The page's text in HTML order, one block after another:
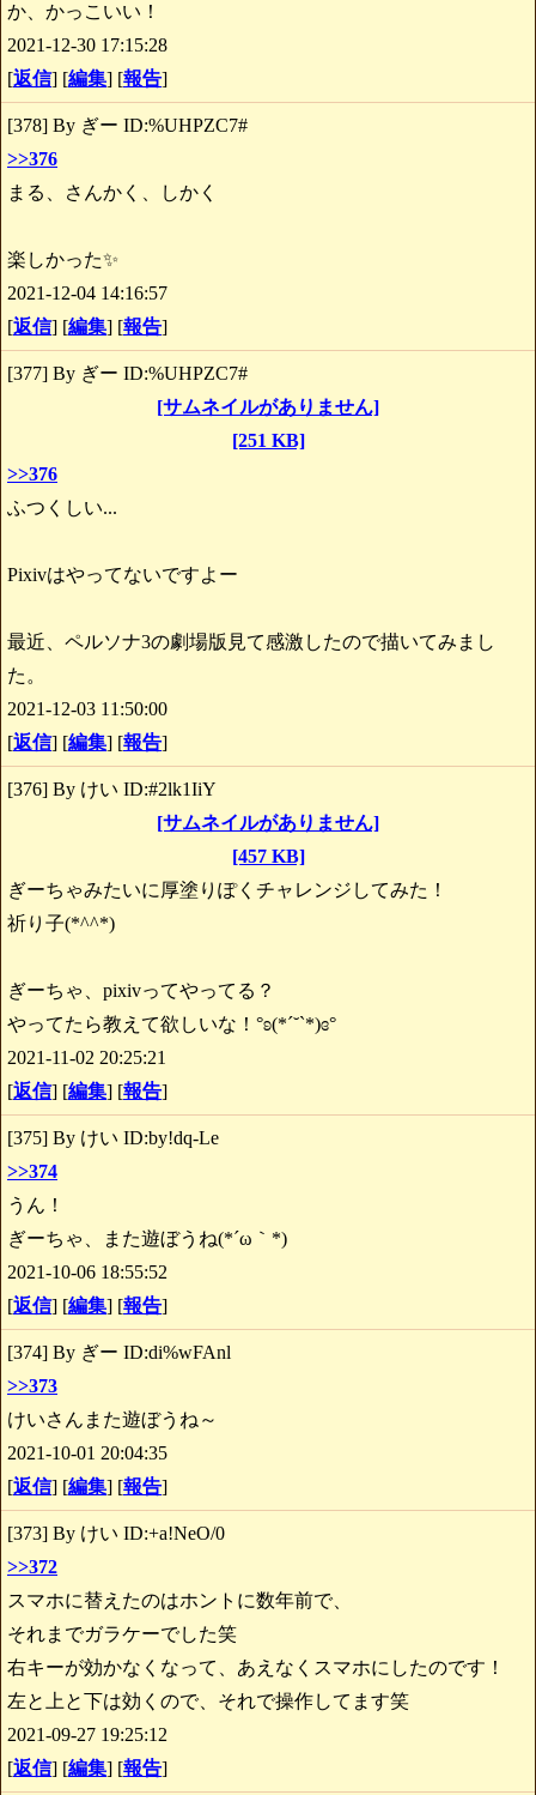
か、かっこいい！
2021-12-30 17:15:28
[返信] [編集] [報告]
[378] By ぎー ID:%UHPZC7#
>>376
まる、さんかく、しかく
楽しかった✨
2021-12-04 14:16:57
[返信] [編集] [報告]
[377] By ぎー ID:%UHPZC7#
[サムネイルがありません]
[251 KB]
>>376
ふつくしい...
Pixivはやってないですよー
最近、ペルソナ3の劇場版見て感激したので描いてみまし
た。
2021-12-03 11:50:00
[返信] [編集] [報告]
[376] By けい ID:#2lk1IiY
[サムネイルがありません]
[457 KB]
ぎーちゃみたいに厚塗りぽくチャレンジしてみた！
祈り子(*^^*)
ぎーちゃ、pixivってやってる？
やってたら教えて欲しいな！°ʚ(*´˘`*)ɞ°
2021-11-02 20:25:21
[返信] [編集] [報告]
[375] By けい ID:by!dq-Le
>>374
うん！
ぎーちゃ、また遊ぼうね(*´ω｀*)
2021-10-06 18:55:52
[返信] [編集] [報告]
[374] By ぎー ID:di%wFAnl
>>373
けいさんまた遊ぼうね～
2021-10-01 20:04:35
[返信] [編集] [報告]
[373] By けい ID:+a!NeO/0
>>372
スマホに替えたのはホントに数年前で、
それまでガラケーでした笑
右キーが効かなくなって、あえなくスマホにしたのです！
左と上と下は効くので、それで操作してます笑
2021-09-27 19:25:12
[返信] [編集] [報告]